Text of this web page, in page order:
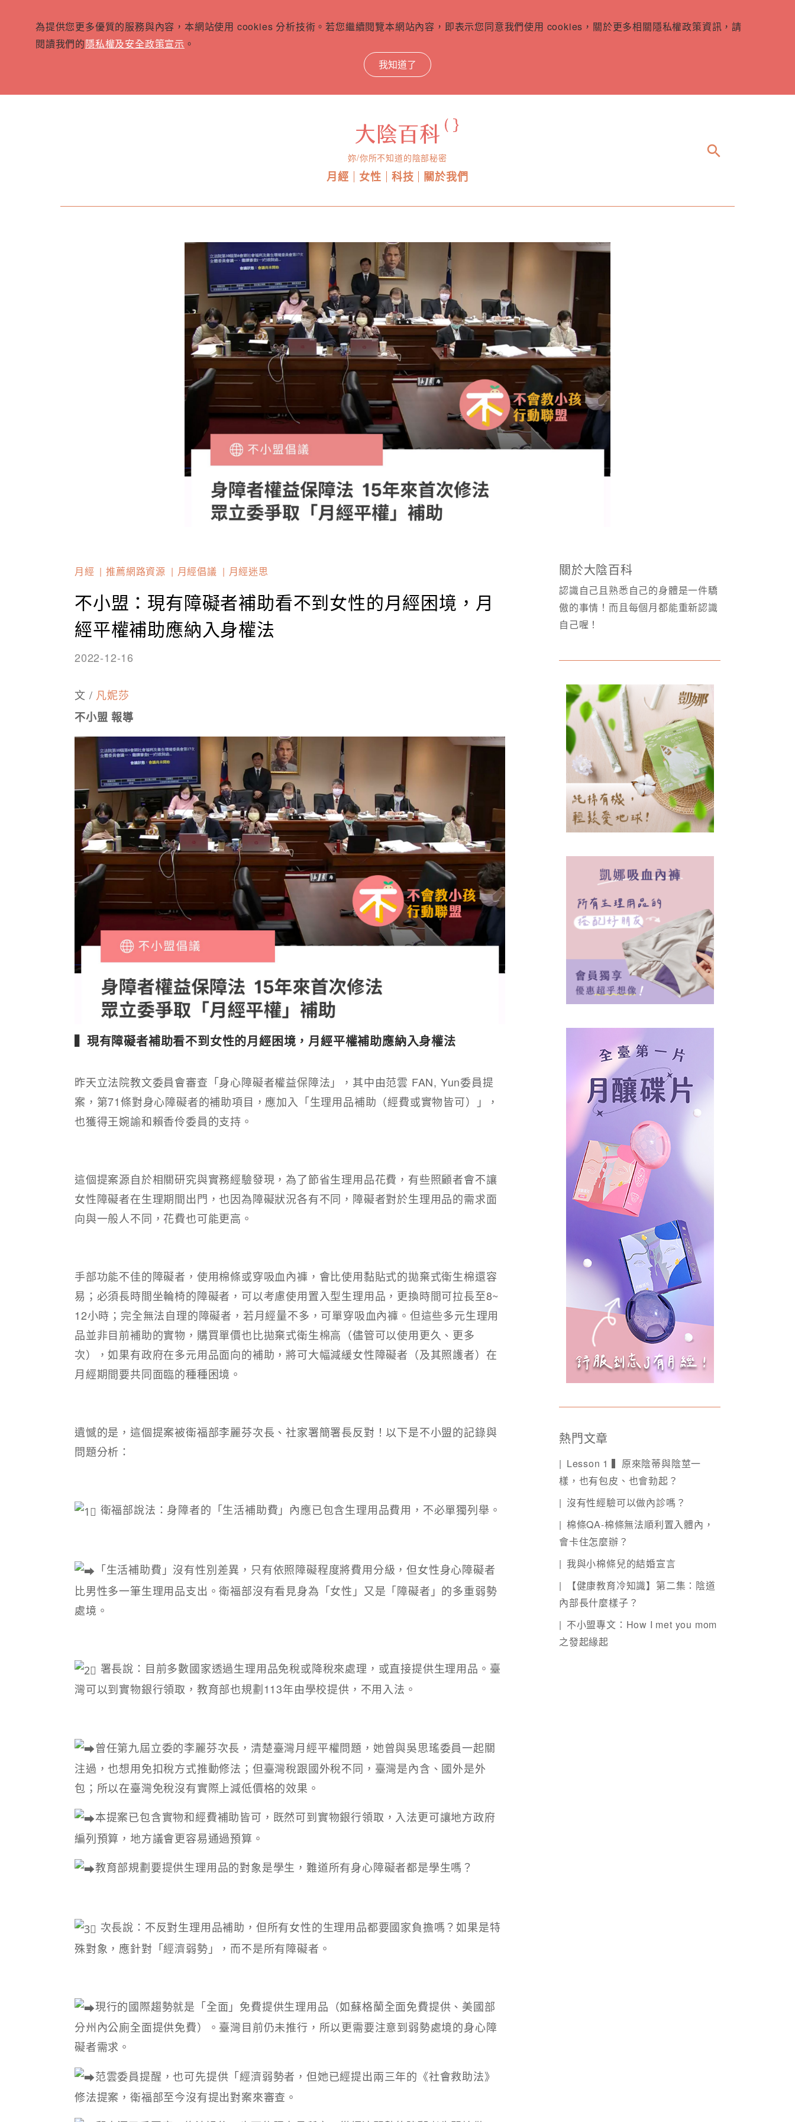
為提供您更多優質的服務與內容，本網站使用 cookies 分析技術。若您繼續閱覽本網站內容，即表示您同意我們使用 cookies，關於更多相關隱私權政策資訊，請
閱讀我們的隱私權及安全政策宣示 。
我知道了
妳/你所不知道的陰部秘密
月經 女性 科技 關於我們
search
月經 推薦網路資源 月經倡議 月經迷思
不小盟：現有障礙者補助看不到女性的月經困境，月
經平權補助應納入身權法
2022-12-16
文 / 凡妮莎
不小盟 報導
▍現有障礙者補助看不到女性的月經困境，月經平權補助應納入身權法
昨天立法院教文委員會審查「身心障礙者權益保障法」，其中由范雲 FAN, Yun委員提
案，第71條對身心障礙者的補助項目，應加入「生理用品補助（經費或實物皆可）」，
也獲得王婉諭和賴香伶委員的支持。
這個提案源自於相關研究與實務經驗發現，為了節省生理用品花費，有些照顧者會不讓
女性障礙者在生理期間出門，也因為障礙狀況各有不同，障礙者對於生理用品的需求面
向與一般人不同，花費也可能更高。
手部功能不佳的障礙者，使用棉條或穿吸血內褲，會比使用黏貼式的拋棄式衛生棉還容
易；必須長時間坐輪椅的障礙者，可以考慮使用置入型生理用品，更換時間可拉長至8~
12小時；完全無法自理的障礙者，若月經量不多，可單穿吸血內褲。但這些多元生理用
品並非目前補助的實物，購買單價也比拋棄式衛生棉高（儘管可以使用更久、更多
次），如果有政府在多元用品面向的補助，將可大幅減緩女性障礙者（及其照護者）在
月經期間要共同面臨的種種困境。
遺憾的是，這個提案被衛福部李麗芬次長、社家署簡署長反對！以下是不小盟的記錄與
問題分析：
衛福部說法：身障者的「生活補助費」內應已包含生理用品費用，不必單獨列舉。
「生活補助費」沒有性別差異，只有依照障礙程度將費用分級，但女性身心障礙者
比男性多一筆生理用品支出。衛福部沒有看見身為「女性」又是「障礙者」的多重弱勢
處境。
署長說：目前多數國家透過生理用品免稅或降稅來處理，或直接提供生理用品。臺
灣可以到實物銀行領取，教育部也規劃113年由學校提供，不用入法。
曾任第九屆立委的李麗芬次長，清楚臺灣月經平權問題，她曾與吳思瑤委員一起關
注過，也想用免扣稅方式推動修法；但臺灣稅跟國外稅不同，臺灣是內含、國外是外
包；所以在臺灣免稅沒有實際上減低價格的效果。
本提案已包含實物和經費補助皆可，既然可到實物銀行領取，入法更可讓地方政府
編列預算，地方議會更容易通過預算。
教育部規劃要提供生理用品的對象是學生，難道所有身心障礙者都是學生嗎？
次長說：不反對生理用品補助，但所有女性的生理用品都要國家負擔嗎？如果是特
殊對象，應針對「經濟弱勢」，而不是所有障礙者。
現行的國際趨勢就是「全面」免費提供生理用品（如蘇格蘭全面免費提供、美國部
分州內公廁全面提供免費）。臺灣目前仍未推行，所以更需要注意到弱勢處境的身心障
礙者需求。
范雲委員提醒，也可先提供「經濟弱勢者，但她已經提出兩三年的《社會救助法》
修法提案，衛福部至今沒有提出對案來審查。
關於大陰百科
認識自己且熟悉自己的身體是一件驕
傲的事情！而且每個月都能重新認識
自己喔！
熱門文章
Lesson 1 ▍原來陰蒂與陰莖一
樣，也有包皮、也會勃起？
沒有性經驗可以做內診嗎？
棉條QA-棉條無法順利置入體內，
會卡住怎麼辦？
我與小棉條兒的結婚宣言
【健康教育冷知識】第二集：陰道
內部長什麼樣子？
不小盟專文：How I met you mom
之發起緣起